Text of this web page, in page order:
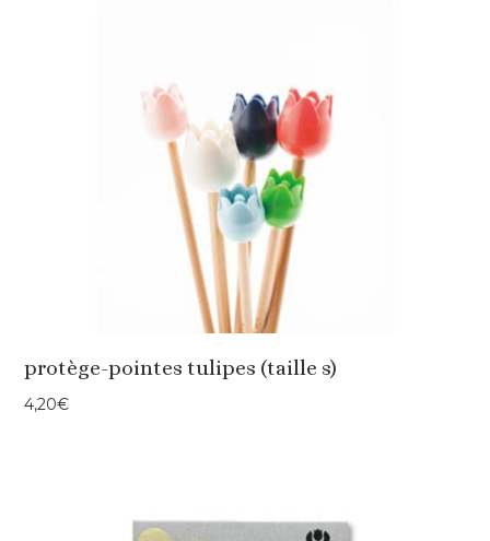
protège-pointes tulipes (taille s)
4,20€